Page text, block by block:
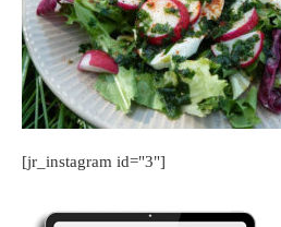
[jr_instagram id="3"]